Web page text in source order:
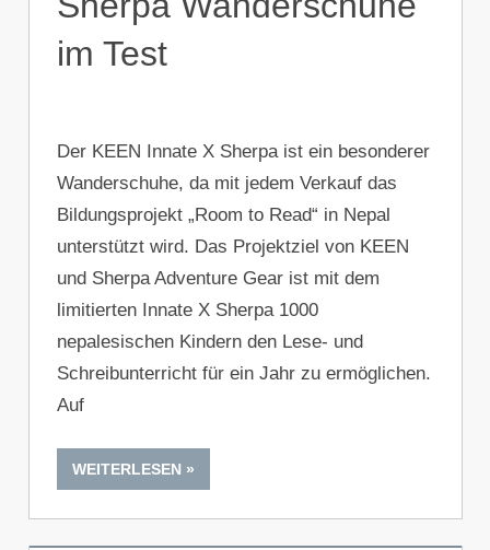
im Test
Der KEEN Innate X Sherpa ist ein besonderer
Wanderschuhe, da mit jedem Verkauf das
Bildungsprojekt „Room to Read“ in Nepal
unterstützt wird. Das Projektziel von KEEN
und Sherpa Adventure Gear ist mit dem
limitierten Innate X Sherpa 1000
nepalesischen Kindern den Lese- und
Schreibunterricht für ein Jahr zu ermöglichen.
Auf
WEITERLESEN